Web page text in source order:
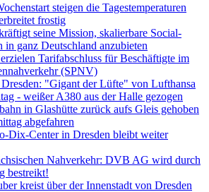
steigen die Tagestemperaturen
frostig
seine Mission, skalierbare Social-
in ganz Deutschland anzubieten
Tarifabschluss für Beschäftigte im
(SPNV)
"Gigant der Lüfte" von Lufthansa
- weißer A380 aus der Halle gezogen
in Glashütte zurück aufs Gleis gehoben
abgefahren
Dix-Center in Dresden bleibt weiter
Nahverkehr: DVB AG wird durch
bestreikt!
kreist über der Innenstadt von Dresden